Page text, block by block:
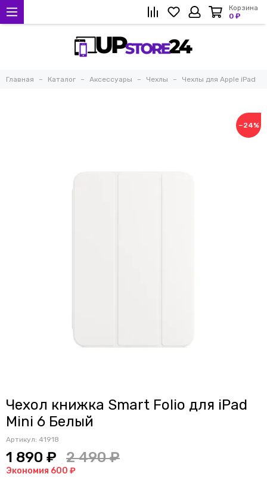
Корзина
0 ₽
Главная Каталог Аксессуары Чехлы Чехлы для Apple iPad
−24%
Чехол книжка Smart Folio для iPad
Mini 6 Белый
Артикул: 41918
1 890 ₽ 2 490 ₽
Экономия 600 ₽